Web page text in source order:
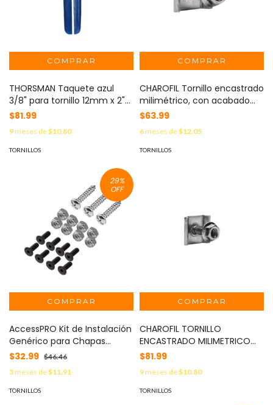
THORSMAN Taquete azul
3/8" para tornillo 12mm x 2"
(100pzs) (1105-05100) MOD:
$81.99
9meses de$10.80
TORNILLOS
CHAROFIL Tornillo encastrado
milimétrico, con acabado
Electro Zinc MOD: MG-51-
$63.99
6meses de$12.05
TORNILLOS
29%
OFF
AccessPRO Kit de Instalación
Genérico para Chapas
Magnéticas. PRO-BL300T
$32.99 $46.46
3meses de$11.91
TORNILLOS
CHAROFIL TORNILLO
ENCASTRADO MILIMETRICO
ACABADO GAC MOD: MG-51-
$81.99
9meses de$10.80
TORNILLOS